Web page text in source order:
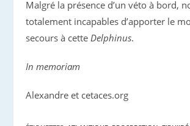
Malgré la présence d’un véto à bord,
totalement incapables d’apporter le
secours à cetteDelphinus.
In memoriam
Alexandre et cetaces.org